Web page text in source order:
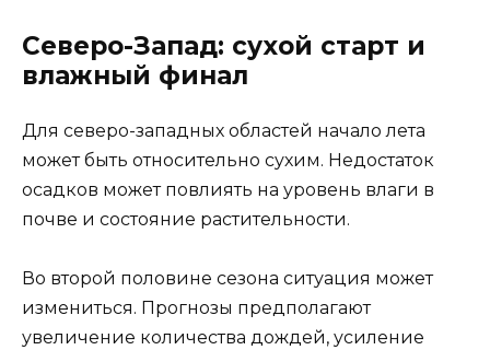
Северо-Запад: сухой старт и
влажный финал
Для северо-западных областей начало лета
может быть относительно сухим. Недостаток
осадков может повлиять на уровень влаги в
почве и состояние растительности.
Во второй половине сезона ситуация может
измениться. Прогнозы предполагают
увеличение количества дождей, усиление